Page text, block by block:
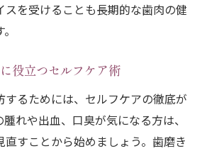
スを受けることも長期的な歯肉の健
役立つセルフケア術
するためには、セルフケアの徹底が
れや出血、口臭が気になる方は、
直すことから始めましょう。歯磨き